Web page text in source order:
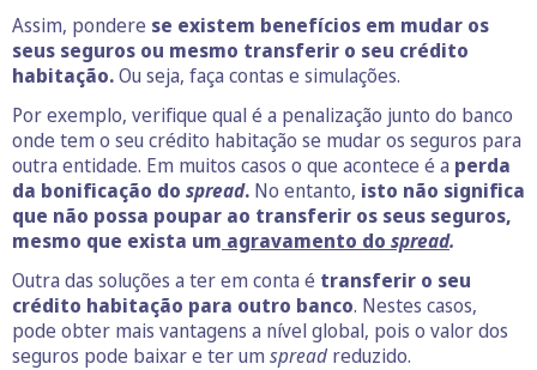
Assim, pondere se existem benefícios em mudar os
seus seguros ou mesmo transferir o seu crédito
habitação.Ou seja, faça contas e simulações.
Por exemplo, verifique qual é a penalização junto do banco
onde tem o seu crédito habitação se mudar os seguros para
outra entidade. Em muitos casos o que acontece é a perda
da bonificação do spread. No entanto, isto não significa
que não possa poupar ao transferir os seus seguros,
mesmo que exista um agravamento do spread.
Outra das soluções a ter em conta é transferir o seu
crédito habitação para outro banco. Nestes casos,
pode obter mais vantagens a nível global, pois o valor dos
seguros pode baixar e ter um spread reduzido.